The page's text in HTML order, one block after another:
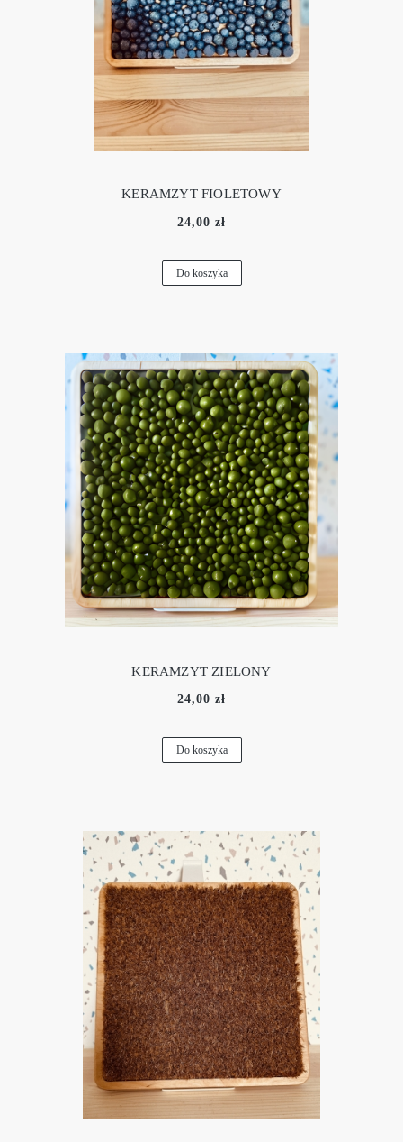
KERAMZYT FIOLETOWY
24,00 zł
Do koszyka
KERAMZYT ZIELONY
24,00 zł
Do koszyka